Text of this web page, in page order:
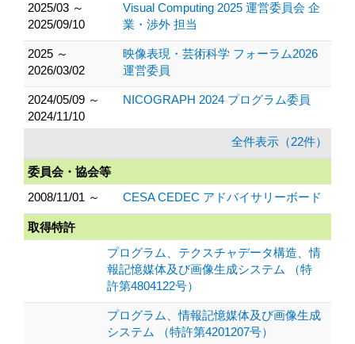
2025/03 ～
2025/09/10
Visual Computing 2025 運営委員会 企
業・渉外 担当
2025 ～
2026/03/02
映像表現・芸術科学 フォーラム2026
運営委員
2024/05/09 ～
2024/11/10
NICOGRAPH 2024 プログラム委員
全件表示（22件）
委員会・協会等
2008/11/01 ～
CESA CEDEC アドバイサリーボード
取得特許
プログラム、テクスチャデータ構造、情
報記憶媒体及び画像生成システム （特
許第4804122号）
プログラム、情報記憶媒体及び画像生成
システム （特許第4201207号）